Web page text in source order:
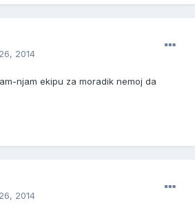
2014
njam ekipu za moradik nemoj da
2014